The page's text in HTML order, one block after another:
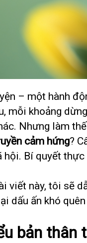
– một hành
mỗi khoảng
Nhưng làm
cảm hứng?
hội. Bí quyết
viết này, tôi sẽ
dấu ấn khó
bản thân